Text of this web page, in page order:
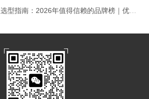
指南：2026年值得信赖的品牌榜｜优云谱入选